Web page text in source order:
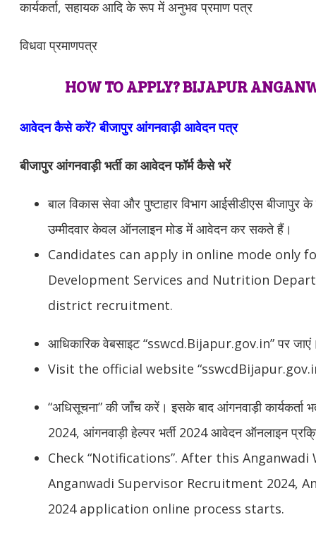
कार्यकर्ता, सहायक आदि के रूप में अनुभव प्रमाण पत्र
विधवा प्रमाणपत्र
HOW TO APPLY? BIJAPUR
आवेदन कैसे करें? बीजापुर आंगनवाड़ी आवेदन पत्र
बीजापुर आंगनवाड़ी भर्ती का आवेदन फॉर्म कैसे भरें
बाल विकास सेवा और पुष्टाहार विभाग आईसीडीएस बीजापुर के
उम्मीदवार केवल ऑनलाइन मोड में आवेदन कर सकते हैं।
Candidates can apply in online mode only
Development Services and Nutrition
district recruitment.
आधिकारिक वेबसाइट “sswcd.Bijapur.gov.in” पर
Visit the official website
“अधिसूचना” की जाँच करें। इसके बाद आंगनवाड़ी कार्यकर्ता
2024, आंगनवाड़ी हेल्पर भर्ती 2024 आवेदन ऑनलाइन
Check “Notifications”. After this
Anganwadi Supervisor Recruitment 2024,
2024 application online process starts.